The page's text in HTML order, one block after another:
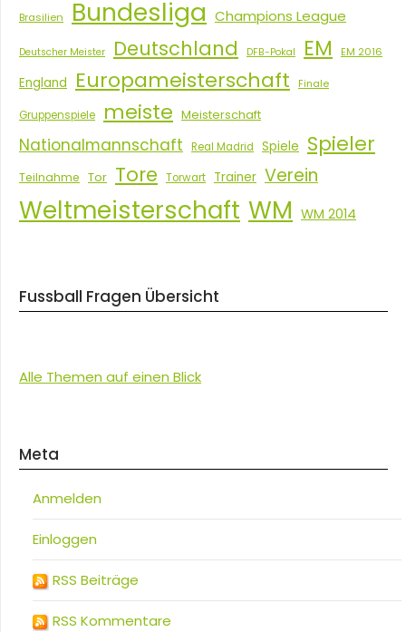
Brasilien Bundesliga Champions League
Deutscher Meister Deutschland DFB-Pokal EM EM 2016
England Europameisterschaft Finale
Gruppenspiele meiste Meisterschaft
Nationalmannschaft Real Madrid Spiele Spieler
Teilnahme Tor Tore Torwart Trainer Verein
Weltmeisterschaft WM WM 2014
Fussball Fragen Übersicht
Alle Themen auf einen Blick
Meta
Anmelden
Einloggen
RSS Beiträge
RSS Kommentare